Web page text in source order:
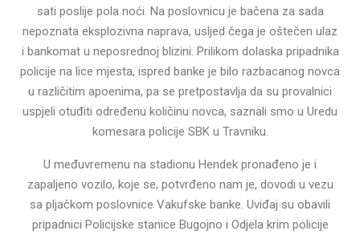
sati poslije pola noći. Na poslovnicu je bačena za sada
nepoznata eksplozivna naprava, usljed čega je oštečen ulaz
i bankomat u neposrednoj blizini. Prilikom dolaska pripadnika
policije na lice mjesta, ispred banke je bilo razbacanog novca
u različitim apoenima, pa se pretpostavlja da su provalnici
uspjeli otuđiti određenu količinu novca, saznali smo u Uredu
komesara policije SBK u Travniku.
U međuvremenu na stadionu Hendek pronađeno je i
zapaljeno vozilo, koje se, potvrđeno nam je, dovodi u vezu
sa pljačkom poslovnice Vakufske banke. Uviđaj su obavili
pripadnici Policijske stanice Bugojno i Odjela krim policije